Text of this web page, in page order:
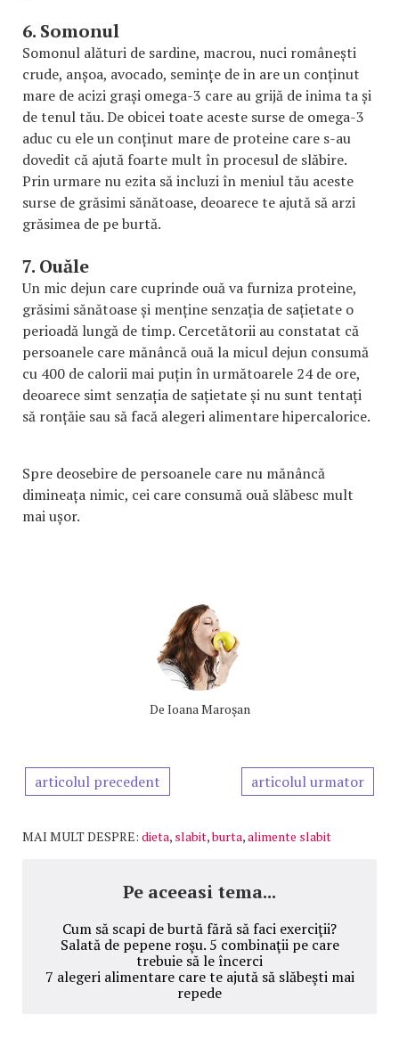
6. Somonul
Somonul alături de sardine, macrou, nuci românești
crude, anșoa, avocado, semințe de in are un conținut
mare de acizi grași omega-3 care au grijă de inima ta și
de tenul tău. De obicei toate aceste surse de omega-3
aduc cu ele un conținut mare de proteine care s-au
dovedit că ajută foarte mult în procesul de slăbire.
Prin urmare nu ezita să incluzi în meniul tău aceste
surse de grăsimi sănătoase, deoarece te ajută să arzi
grăsimea de pe burtă.
7. Ouăle
Un mic dejun care cuprinde ouă va furniza proteine,
grăsimi sănătoase și menține senzația de sațietate o
perioadă lungă de timp. Cercetătorii au constatat că
persoanele care mănâncă ouă la micul dejun consumă
cu 400 de calorii mai puțin în următoarele 24 de ore,
deoarece simt senzația de sațietate și nu sunt tentați
să ronțăie sau să facă alegeri alimentare hipercalorice.
Spre deosebire de persoanele care nu mănâncă
dimineața nimic, cei care consumă ouă slăbesc mult
mai ușor.
De Ioana Maroşan
articolul precedent articolul urmator
MAI MULT DESPRE: dieta, slabit,burta,alimente slabit
Pe aceeasi tema...
Cum să scapi de burtă fără să faci exerciţii?
Salată de pepene roşu. 5 combinaţii pe care
trebuie să le încerci
7 alegeri alimentare care te ajută să slăbeşti mai
repede